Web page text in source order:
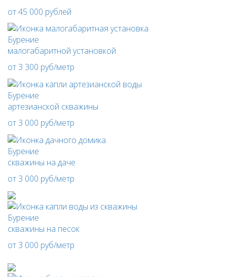
от 45 000 рублей
Бурение
малогабаритной установкой
от 3 300 руб/метр
Бурение
артезианской скважины
от 3 000 руб/метр
Бурение
скважины на даче
от 3 000 руб/метр
Бурение
скважины на песок
от 3 000 руб/метр